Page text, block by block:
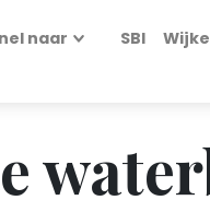
naar SBI